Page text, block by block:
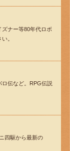
ナー等80年代ロボ
。
伝など。RPG伝説
四駆から最新の